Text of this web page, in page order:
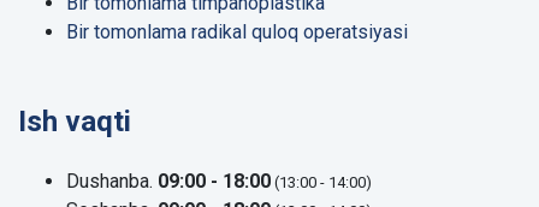
Bir tomonlama radikal quloq operatsiyasi
Ish vaqti
Dushanba. 09:00 - 18:00 (13:00 - 14:00)